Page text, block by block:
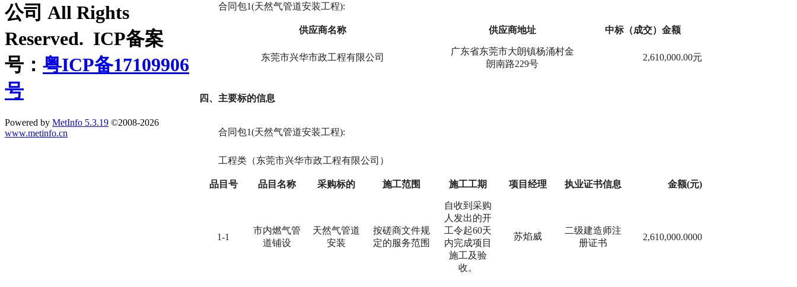
合同包1(天然气管道安装工程):
供应商名称 供应商地址 中标（成交）金额
东莞市兴华市政工程有限公司
广东省东莞市大朗镇杨涌村金
朗南路229号
2,610,000.00元
四、主要标的信息
合同包1(天然气管道安装工程):
工程类（东莞市兴华市政工程有限公司）
品目号 品目名称 采购标的 施工范围 施工工期 项目经理 执业证书信息 金额(元)
1-1
市内燃气管
道铺设
天然气管道
安装
按磋商文件规
定的服务范围
自收到采购
人发出的开
工令起60天
内完成项目
施工及验
收。
苏焰威
二级建造师注
册证书
2,610,000.0000
公司 All Rights
Reserved. ICP备案
号： 粤ICP备17109906
号
Powered by MetInfo 5.3.19 ©2008-2026
www.metinfo.cn